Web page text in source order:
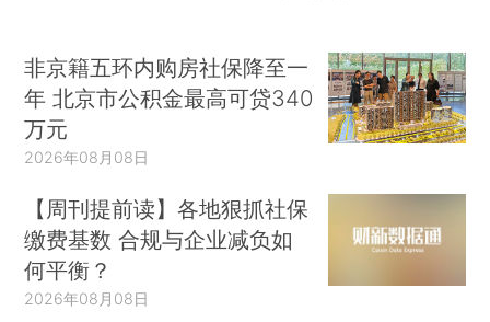
非京籍五环内购房社保降至一
年 北京市公积金最高可贷340
万元
2026年08月08日
【周刊提前读】各地狠抓社保
缴费基数 合规与企业减负如
何平衡？
2026年08月08日